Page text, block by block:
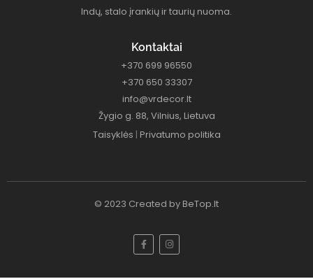
Indų, stalo įrankių ir taurių nuoma.
Kontaktai
+370 699 96550
+370 650 33307
info@vrdecor.lt
Žygio g. 88, Vilnius, Lietuva
Taisyklės | Privatumo politika
© 2023 Created byBeTop.lt